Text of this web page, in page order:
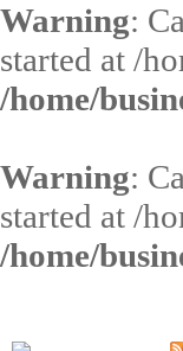
Warning:
started at /
/home/
Warning:
started at /
/home/